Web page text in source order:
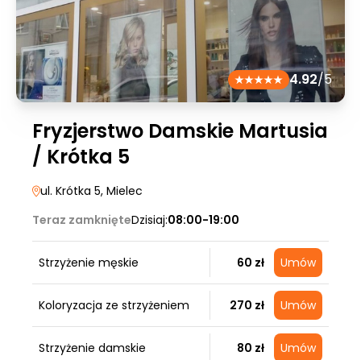
4.92/5
Fryzjerstwo Damskie Martusia
/ Krótka 5
ul. Krótka 5, Mielec
Teraz zamknięteDzisiaj:08:00-19:00
Strzyżenie męskie 60 zł Umów
Koloryzacja ze strzyżeniem 270 zł Umów
Strzyżenie damskie 80 zł Umów